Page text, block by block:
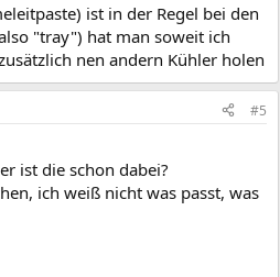
ist in der Regel bei den
"tray") hat man soweit ich
nen andern Kühler holen
#5
ist die schon dabei?
ich weiß nicht was passt, was